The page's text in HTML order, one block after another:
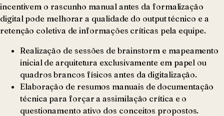
incentivem o rascunho manual antes da formalização
digital pode melhorar a qualidade do output técnico e a
retenção coletiva de informações críticas pela equipe.
Realização de sessões de brainstorm e mapeamento
inicial de arquitetura exclusivamente em papel ou
quadros brancos físicos antes da digitalização.
Elaboração de resumos manuais de documentação
técnica para forçar a assimilação crítica e o
questionamento ativo dos conceitos propostos.